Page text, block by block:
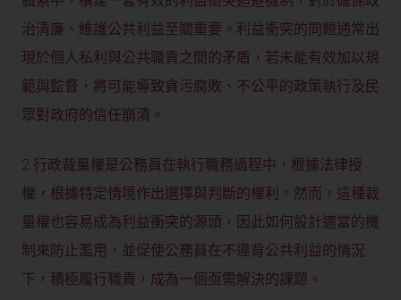
治清廉、維護公共利益至關重要。利益衝突的問題通常出
現於個人私利與公共職責之間的矛盾，若未能有效加以規
範與監督，將可能導致貪污腐敗、不公平的政策執行及民
眾對政府的信任崩潰。
2.行政裁量權是公務員在執行職務過程中，根據法律授
權，根據特定情境作出選擇與判斷的權利。然而，這種裁
量權也容易成為利益衝突的源頭，因此如何設計適當的機
制來防止濫用，並促使公務員在不違背公共利益的情況
下，積極履行職責，成為一個亟需解決的課題。